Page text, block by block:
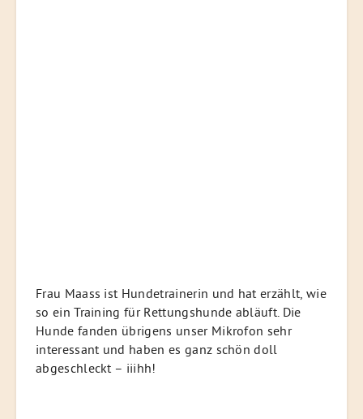
Frau Maass ist Hundetrainerin und hat erzählt, wie
so ein Training für Rettungshunde abläuft. Die
Hunde fanden übrigens unser Mikrofon sehr
interessant und haben es ganz schön doll
abgeschleckt – iiihh!